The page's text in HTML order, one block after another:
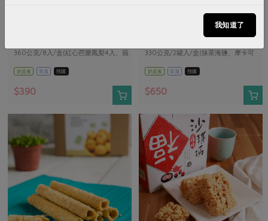
360公克/8入/盒(紅心芭樂鳳梨4入、蘋
果玫瑰4入)
奶蛋素 常溫 預購
$390
咕咕米曲奇禮盒(樂芽)-165g/2
入(抹茶海鹽/摩卡可可)
330公克/2罐入/盒(抹茶海鹽、摩卡可
可)
奶蛋素 常溫 預購
$650
我知道了